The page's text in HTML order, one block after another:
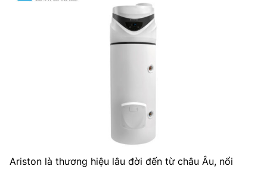
Ariston là thương hiệu lâu đời đến từ châu Âu, nổi